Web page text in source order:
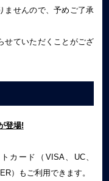
ませんので、予めご了承
せていただくことがござ
登場!
カード（ VISA、 UC、
）もご利用できます。